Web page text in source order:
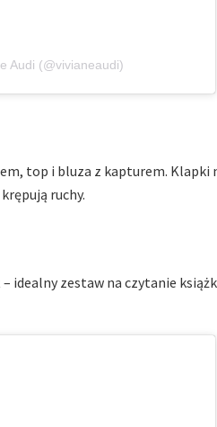
Audi (@vivianeaudi)
top i bluza z kapturem.
ruchy.
idealny zestaw na czytanie